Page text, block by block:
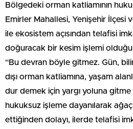
Bölgedeki orman katliamının
Emirler Mahallesi, Yenişehir İlçesi
ile ekosistem açısından telafisi
doğuracak bir kesim işlemi
“Bu devran böyle gitmez. Gün, bilim
dışı orman katliamına, yaşam
dur demek için yargı yoluna
hukuksuz işleme dayanılarak
ettiğinden dolayı, ilerde telafisi